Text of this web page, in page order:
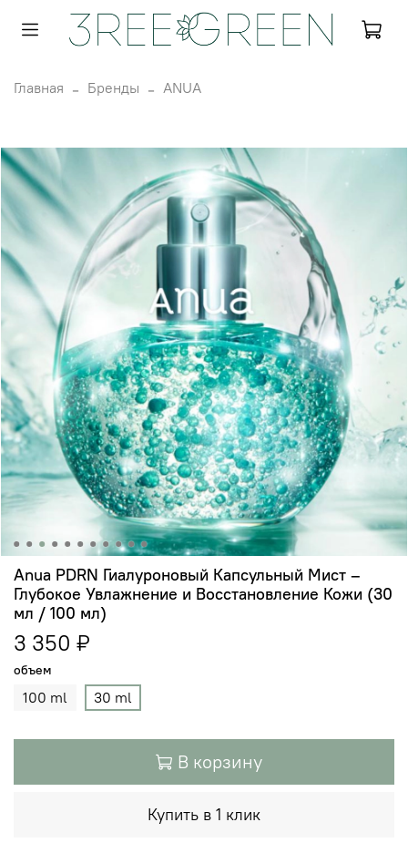
Главная Бренды ANUA
Anua PDRN Гиалуроновый Капсульный Мист –
Глубокое Увлажнение и Восстановление Кожи (30
мл / 100 мл)
3 350 ₽
объем
100 ml 30 ml
В корзину
Купить в 1 клик